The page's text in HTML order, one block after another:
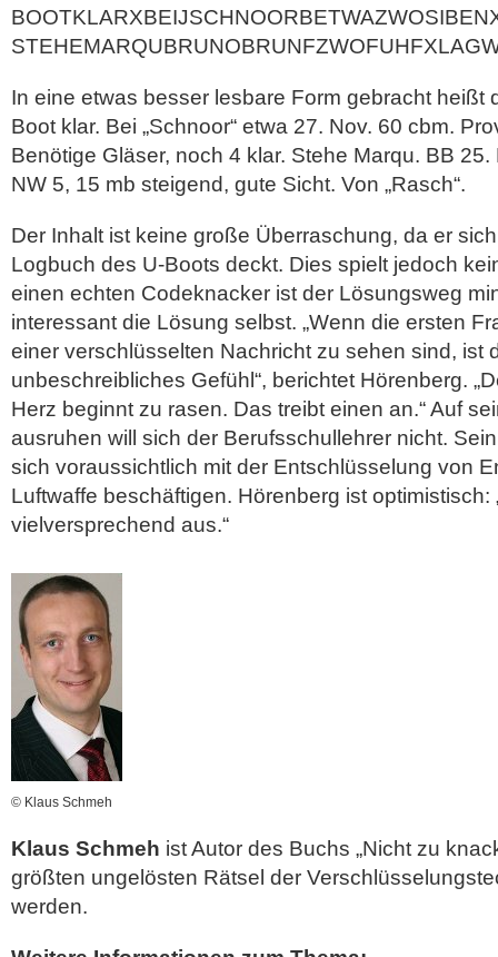
In eine etwas besser lesbare Form gebracht heißt
Boot klar. Bei „Schnoor“ etwa 27. Nov. 60 cbm.
Benötige Gläser, noch 4 klar. Stehe Marqu. BB 25.
NW 5, 15 mb steigend, gute Sicht. Von „Rasch“.
Der Inhalt ist keine große Überraschung, da er
Logbuch des U-Boots deckt. Dies spielt jedoch
einen echten Codeknacker ist der Lösungsweg
interessant die Lösung selbst. „Wenn die ersten
einer verschlüsselten Nachricht zu sehen sind, ist
unbeschreibliches Gefühl“, berichtet Hörenberg.
Herz beginnt zu rasen. Das treibt einen an.“ Auf
ausruhen will sich der Berufsschullehrer nicht.
sich voraussichtlich mit der Entschlüsselung von
Luftwaffe beschäftigen. Hörenberg ist optimistisch:
vielversprechend aus.“
© Klaus Schmeh
Klaus Schmeh ist Autor des Buchs „Nicht zu
größten ungelösten Rätsel der
werden.